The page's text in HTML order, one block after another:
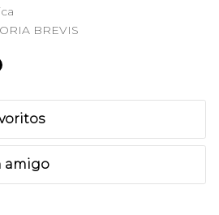
BREVIS
amigo